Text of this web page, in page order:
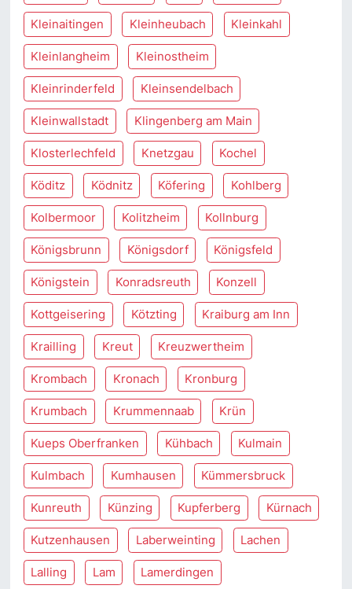
Kleinaitingen Kleinheubach Kleinkahl
Kleinlangheim Kleinostheim
Kleinrinderfeld Kleinsendelbach
Kleinwallstadt Klingenberg am Main
Klosterlechfeld Knetzgau Kochel
Köditz Ködnitz Köfering Kohlberg
Kolbermoor Kolitzheim Kollnburg
Königsbrunn Königsdorf Königsfeld
Königstein Konradsreuth Konzell
Kottgeisering Kötzting Kraiburg am Inn
Krailling Kreut Kreuzwertheim
Krombach Kronach Kronburg
Krumbach Krummennaab Krün
Kueps Oberfranken Kühbach Kulmain
Kulmbach Kumhausen Kümmersbruck
Kunreuth Künzing Kupferberg Kürnach
Kutzenhausen Laberweinting Lachen
Lalling Lam Lamerdingen